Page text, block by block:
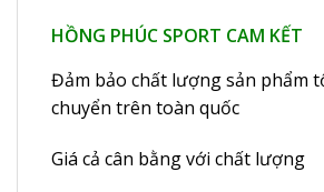
HỒNG PHÚC SPORT CAM KẾT
Đảm bảo chất lượng sản phẩm
chuyển trên toàn quốc
Giá cả cân bằng với chất lượng